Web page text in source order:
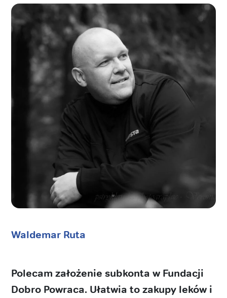
Waldemar Ruta
Polecam założenie subkonta w Fundacji
Dobro Powraca. Ułatwia to zakupy leków i